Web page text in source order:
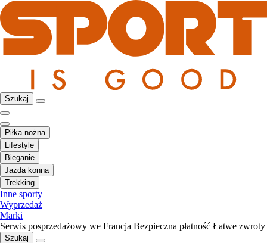
Szukaj
Piłka nożna
Lifestyle
Bieganie
Jazda konna
Trekking
Inne sporty
Wyprzedaż
Marki
Serwis posprzedażowy we Francja Bezpieczna płatność Łatwe zwroty
Szukaj